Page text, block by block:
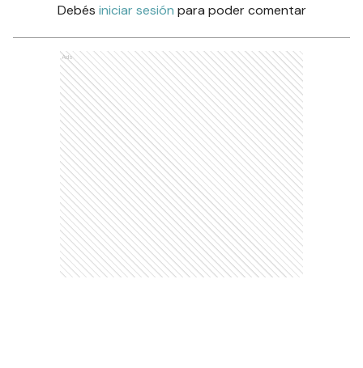
Debés iniciar sesión para poder comentar
Ads